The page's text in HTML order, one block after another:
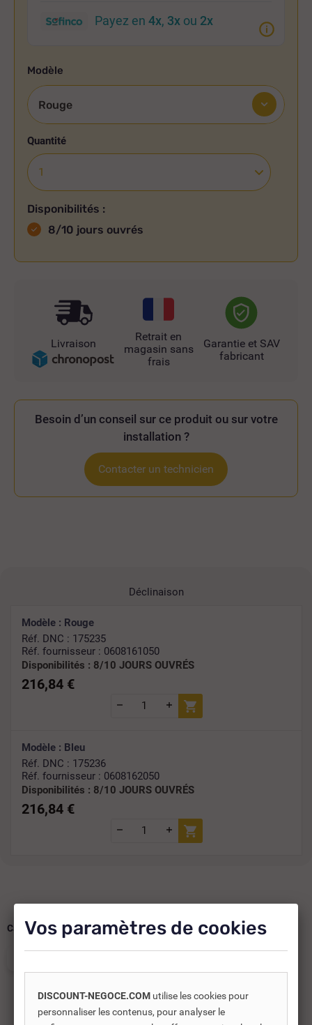
Payez en 4x, 3x ou 2x
Modèle
Quantité
Disponibilités :
8/10 jours ouvrés
Livraison
Retrait en
magasin sans
frais
Garantie et SAV
fabricant
Besoin d’un conseil sur ce produit ou sur votre
installation ?
Contacter un technicien
Déclinaison
Modèle : Rouge
Réf. DNC : 175235
Réf. fournisseur : 0608161050
Disponibilités : 8/10 JOURS OUVRÉS
216,84 €
Modèle : Bleu
Réf. DNC : 175236
Réf. fournisseur : 0608162050
Disponibilités : 8/10 JOURS OUVRÉS
216,84 €
Catégories :
Vos paramètres de cookies
DISCOUNT-NEGOCE.COM utilise les cookies pour
personnaliser les contenus, pour analyser le